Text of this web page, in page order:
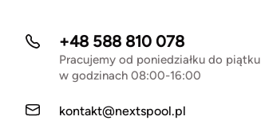
+48 588 810 078
Pracujemy od poniedziałku do piątku
w godzinach 08:00-16:00
kontakt@nextspool.pl